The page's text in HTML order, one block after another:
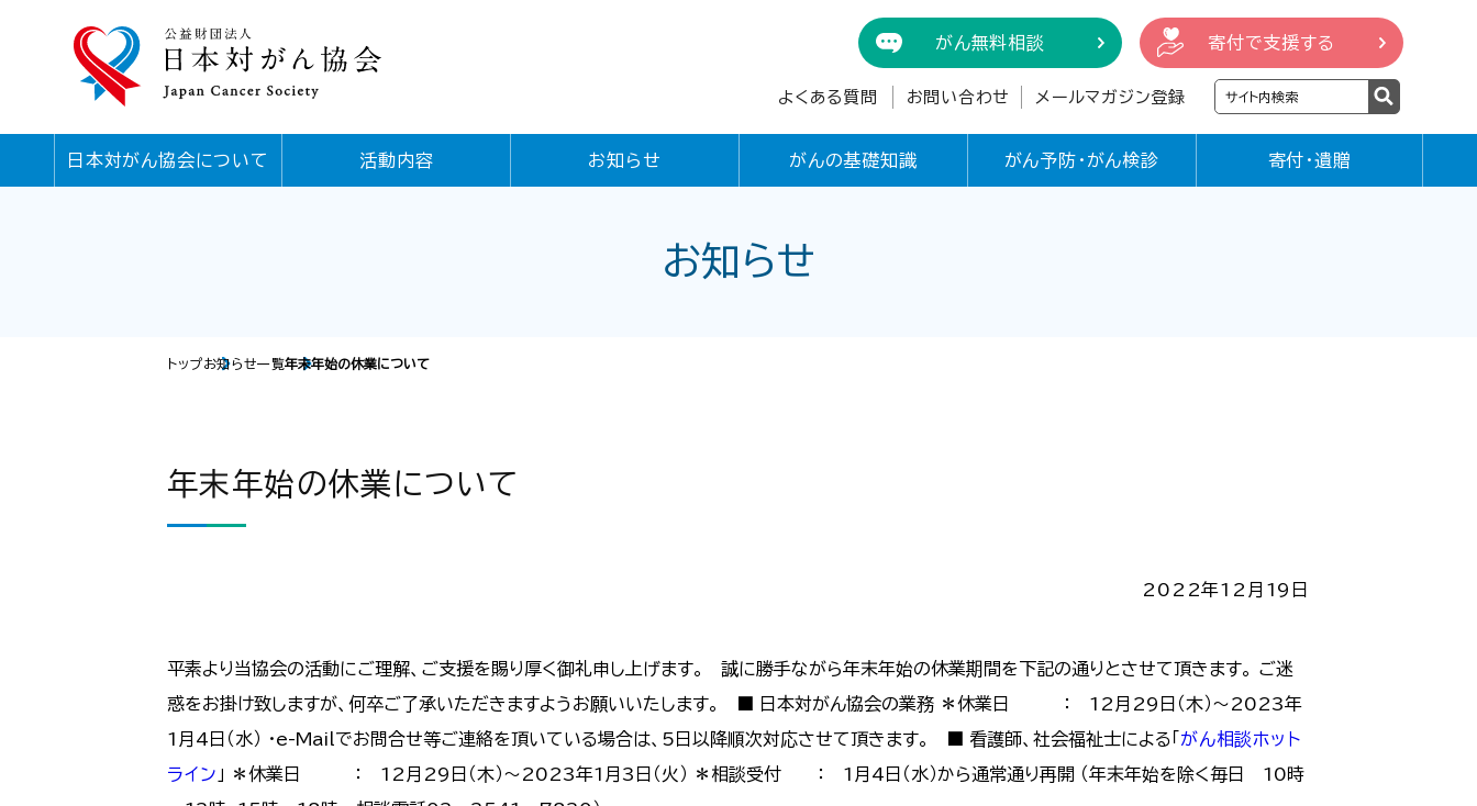
がん無料相談 寄付で支援する
よくある質問 お問い合わせ メールマガジン登録
日本対がん協会について 活動内容 お知らせ がんの基礎知識 がん予防・がん検診 寄付・遺贈
お知らせ
トップお知らせ一覧年末年始の休業について
年末年始の休業について
2022年12月19日
平素より当協会の活動にご理解、ご支援を賜り厚く御礼申し上げます。 誠に勝手ながら年末年始の休業期間を下記の通りとさせて頂きます。 ご迷
惑をお掛け致しますが、何卒ご了承いただきますようお願いいたします。 ■ 日本対がん協会の業務 ＊休業日 ： 12月29日（木）～2023年
1月4日（水） ・e-Mailでお問合せ等ご連絡を頂いている場合は、5日以降順次対応させて頂きます。 ■ 看護師、社会福祉士による「がん相談ホット
ライン 」 ＊休業日 ： 12月29日（木）～2023年1月3日（火） ＊相談受付 ： 1月4日（水）から通常通り再開 （年末年始を除く毎日 10時